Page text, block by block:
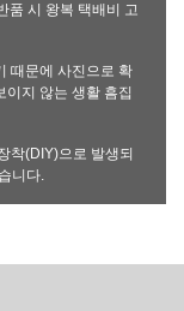
품 시 왕복 택배비 고
때문에 사진으로 확
이지 않는 생활 흠집
착(DIY)으로 발생되
니다.